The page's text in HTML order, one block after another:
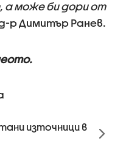
а може би дори от
д-р Димитър Ранев.
източници в